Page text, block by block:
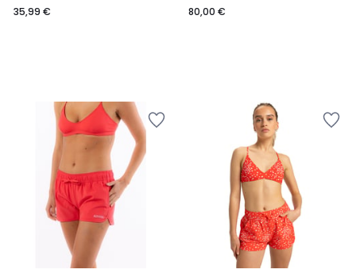
35,99 €
80,00 €